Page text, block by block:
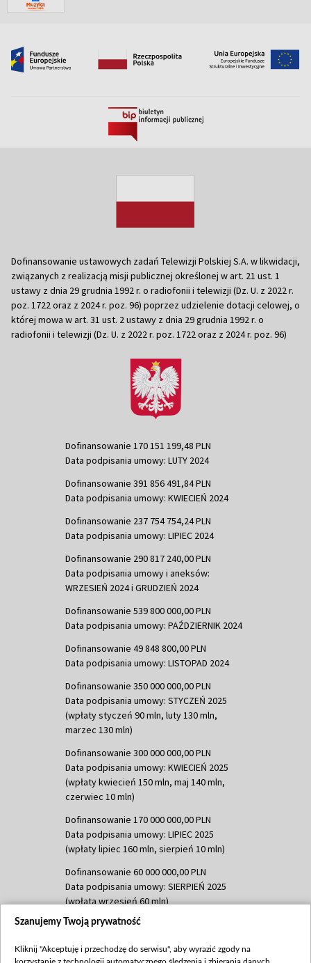
Dofinansowanie ustawowych zadań Telewizji Polskiej S.A. w likwidacji,
związanych z realizacją misji publicznej określonej w art. 21 ust. 1
ustawy z dnia 29 grudnia 1992 r. o radiofonii i telewizji (Dz. U. z 2022 r.
poz. 1722 oraz z 2024 r. poz. 96) poprzez udzielenie dotacji celowej, o
której mowa w art. 31 ust. 2 ustawy z dnia 29 grudnia 1992 r. o
radiofonii i telewizji (Dz. U. z 2022 r. poz. 1722 oraz z 2024 r. poz. 96)
Dofinansowanie 170 151 199,48 PLN
Data podpisania umowy: LUTY 2024
Dofinansowanie 391 856 491,84 PLN
Data podpisania umowy: KWIECIEŃ 2024
Dofinansowanie 237 754 754,24 PLN
Data podpisania umowy: LIPIEC 2024
Dofinansowanie 290 817 240,00 PLN
Data podpisania umowy i aneksów:
WRZESIEŃ 2024 i GRUDZIEŃ 2024
Dofinansowanie 539 800 000,00 PLN
Data podpisania umowy: PAŹDZIERNIK 2024
Dofinansowanie 49 848 800,00 PLN
Data podpisania umowy: LISTOPAD 2024
Dofinansowanie 350 000 000,00 PLN
Data podpisania umowy: STYCZEŃ 2025
(wpłaty styczeń 90 mln, luty 130 mln,
marzec 130 mln)
Dofinansowanie 300 000 000,00 PLN
Data podpisania umowy: KWIECIEŃ 2025
(wpłaty kwiecień 150 mln, maj 140 mln,
czerwiec 10 mln)
Dofinansowanie 170 000 000,00 PLN
Data podpisania umowy: LIPIEC 2025
(wpłaty lipiec 160 mln, sierpień 10 mln)
Dofinansowanie 60 000 000,00 PLN
Data podpisania umowy: SIERPIEŃ 2025
(wpłata wrzesień 60 mln)
Dofinansowanie 635 783 051,21 PLN
(wpłata wrzesień 100 mln, październik 350
Szanujemy Twoją prywatność
Kliknij "Akceptuję i przechodzę do serwisu", aby wyrazić zgody na